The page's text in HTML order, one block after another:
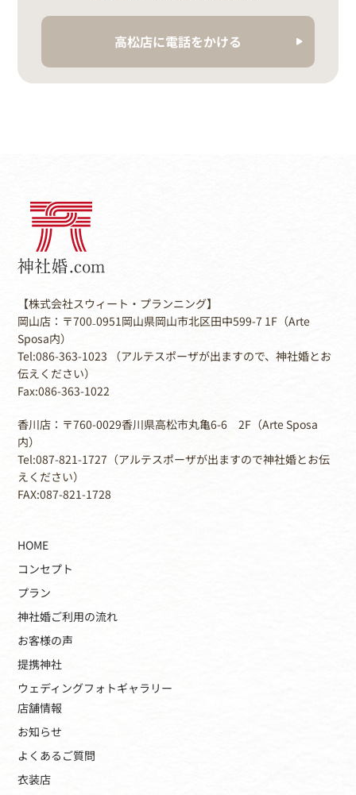
高松店に電話をかける
【株式会社スウィート・プランニング】
岡山店：〒700₋0951岡山県岡山市北区田中599-7 1F（Arte
Sposa内）
Tel:086-363-1023 （アルテスポーザが出ますので、神社婚とお
伝えください）
Fax:086-363-1022
香川店：〒760-0029香川県高松市丸亀6-6 2F（Arte Sposa
内）
Tel:087-821-1727（アルテスポーザが出ますので神社婚とお伝
えください）
FAX:087-821-1728
HOME
コンセプト
プラン
神社婚ご利用の流れ
お客様の声
提携神社
ウェディングフォトギャラリー
店舗情報
お知らせ
よくあるご質問
衣装店